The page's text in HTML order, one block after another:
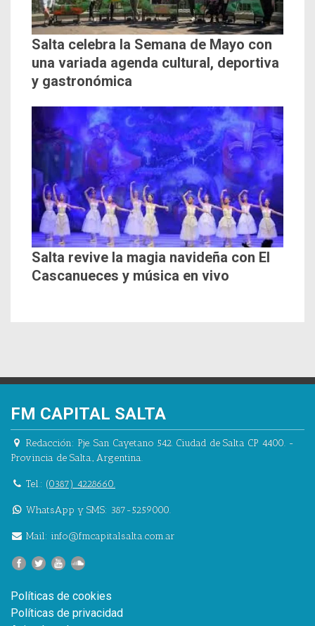
Salta celebra la Semana de Mayo con
una variada agenda cultural, deportiva
y gastronómica
Salta revive la magia navideña con El
Cascanueces y música en vivo
FM CAPITAL SALTA
Redacción: Pje. San Cayetano 542. Ciudad de Salta CP 4400. -
Provincia de Salta., Argentina.
Tel.: (0387) 4228660.
WhatsApp y SMS: 387-5259000.
Mail: info@fmcapitalsalta.com.ar
Políticas de cookies
Políticas de privacidad